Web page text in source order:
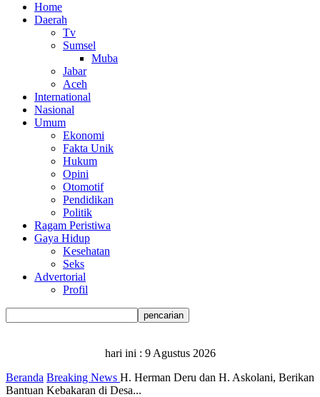
Home
Daerah
Tv
Sumsel
Muba
Jabar
Aceh
International
Nasional
Umum
Ekonomi
Fakta Unik
Hukum
Opini
Otomotif
Pendidikan
Politik
Ragam Peristiwa
Gaya Hidup
Kesehatan
Seks
Advertorial
Profil
hari ini : 9 Agustus 2026
Beranda Breaking News H. Herman Deru dan H. Askolani, Berikan
Bantuan Kebakaran di Desa...